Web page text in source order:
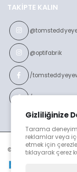
Gizliliğinize
Tarama
reklamlar veya
etmek için
tıklayarak çerez
TAKIPTE KALIN
@optifabrik
/
/
© TOMS TEDDY v2023